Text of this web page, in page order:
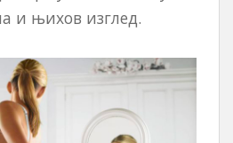
и њихов изглед.